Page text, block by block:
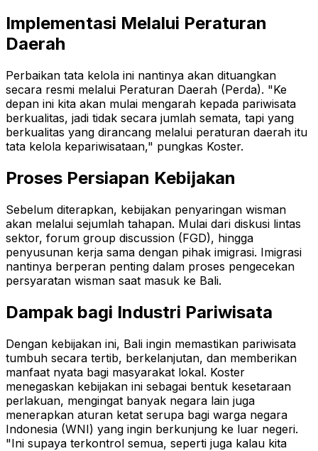
Implementasi Melalui Peraturan
Daerah
Perbaikan tata kelola ini nantinya akan dituangkan
secara resmi melalui Peraturan Daerah (Perda). "Ke
depan ini kita akan mulai mengarah kepada pariwisata
berkualitas, jadi tidak secara jumlah semata, tapi yang
berkualitas yang dirancang melalui peraturan daerah itu
tata kelola kepariwisataan," pungkas Koster.
Proses Persiapan Kebijakan
Sebelum diterapkan, kebijakan penyaringan wisman
akan melalui sejumlah tahapan. Mulai dari diskusi lintas
sektor, forum group discussion (FGD), hingga
penyusunan kerja sama dengan pihak imigrasi. Imigrasi
nantinya berperan penting dalam proses pengecekan
persyaratan wisman saat masuk ke Bali.
Dampak bagi Industri Pariwisata
Dengan kebijakan ini, Bali ingin memastikan pariwisata
tumbuh secara tertib, berkelanjutan, dan memberikan
manfaat nyata bagi masyarakat lokal. Koster
menegaskan kebijakan ini sebagai bentuk kesetaraan
perlakuan, mengingat banyak negara lain juga
menerapkan aturan ketat serupa bagi warga negara
Indonesia (WNI) yang ingin berkunjung ke luar negeri.
"Ini supaya terkontrol semua, seperti juga kalau kita